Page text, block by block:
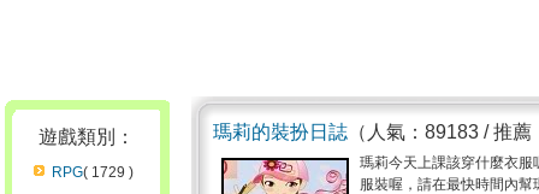
遊戲類別：
RPG( 1729 )
瑪莉的裝扮日誌 （人氣：89183 / 推
瑪莉今天上課該穿什麼衣
服裝喔，請在最快時間內